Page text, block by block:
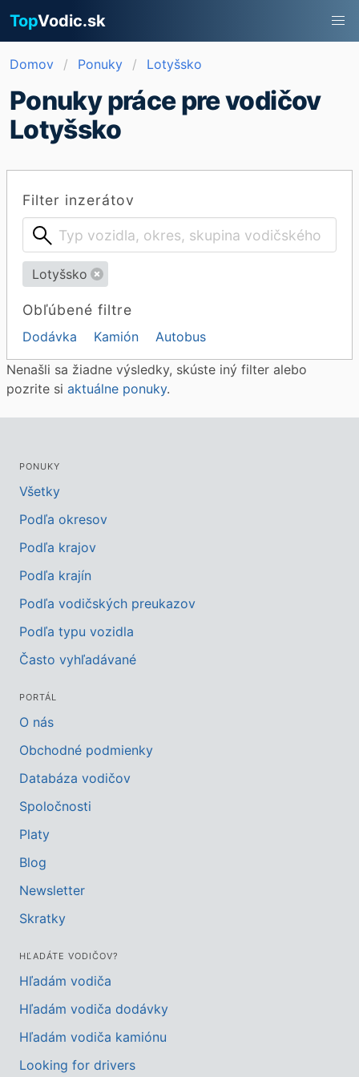
TopVodic.sk
Domov Ponuky Lotyšsko
Ponuky práce pre vodičov
Lotyšsko
Filter inzerátov
Lotyšsko
Obľúbené filtre
Dodávka Kamión Autobus
Nenašli sa žiadne výsledky, skúste iný filter alebo
pozrite si aktuálne ponuky.
PONUKY
Všetky
Podľa okresov
Podľa krajov
Podľa krajín
Podľa vodičských preukazov
Podľa typu vozidla
Často vyhľadávané
PORTÁL
O nás
Obchodné podmienky
Databáza vodičov
Spoločnosti
Platy
Blog
Newsletter
Skratky
HĽADÁTE VODIČOV?
Hľadám vodiča
Hľadám vodiča dodávky
Hľadám vodiča kamiónu
Looking for drivers